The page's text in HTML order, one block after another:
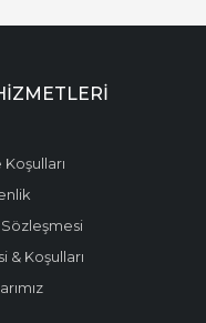
Sözleşmesi
& Koşulları